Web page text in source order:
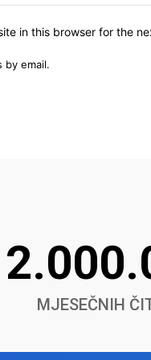
in this browser for the
by email.
MJESEČNIH